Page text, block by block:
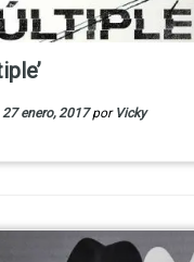
27 enero, 2017 por Vicky